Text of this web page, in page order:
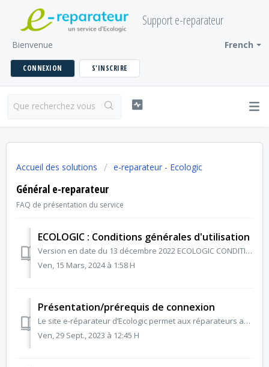
Support e-reparateur
French
Bienvenue
CONNEXION S'INSCRIRE
Accueil des solutions e-reparateur - Ecologic
Général e-reparateur
FAQ de présentation du service
ECOLOGIC : Conditions générales d'utilisation
Version en date du 13 décembre 2022 ECOLOGIC CONDITIONS GENERALES D’UTILISATION TABLE DES MATIÈRES 1. Préambule 2. Conditions Générales 3. Utilisateu...
Ven, 15 Mars, 2024 à 1:58 H
Présentation/prérequis de connexion
Le site e-réparateur d’Ecologic permet aux réparateurs ayant un rattachement Ecologic de pouvoir faire des demandes d’aide financière (ce que l’on appelle d...
Ven, 29 Sept., 2023 à 12:45 H